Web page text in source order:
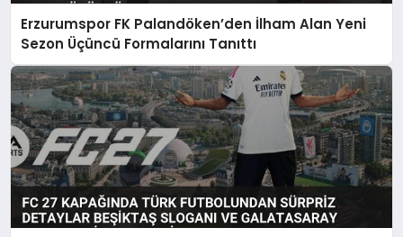
Erzurumspor FK Palandöken’den İlham Alan Yeni
Sezon Üçüncü Formalarını Tanıttı